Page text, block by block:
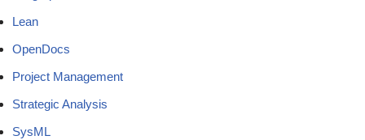
Lean
OpenDocs
Project Management
Strategic Analysis
SysML